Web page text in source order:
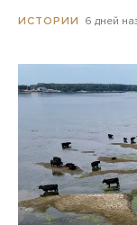
ИСТОРИИ 6 дней